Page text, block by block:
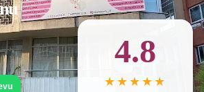
4.8
★★★★★